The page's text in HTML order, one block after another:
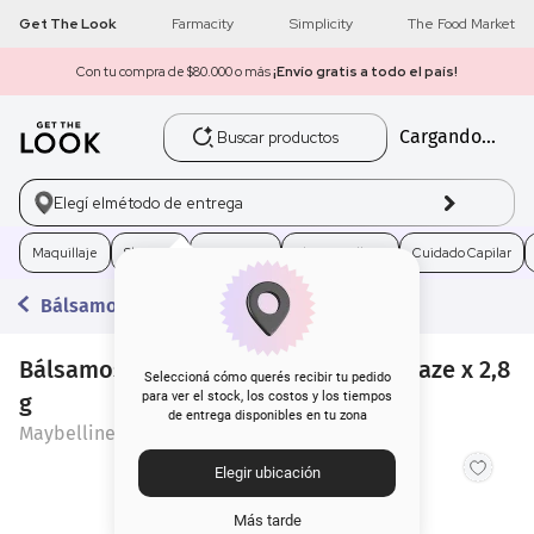
Get The Look Farmacity Simplicity The Food Market
Con tu compra de $80.000 o más¡Envío gratis a todo el país!
Buscar productos
Cargando...
Elegí elmétodo de entrega
Seleccioná cómo querés recibir tu pedido
para ver el stock, los costos y los tiempos
de entrega disponibles en tu zona
Elegir ubicación
Más tarde
Maquillaje Skincare Electro Belleza Cuidado Capilar
Bálsamos y Protectores
Bálsamos Labial Maybelline Lifter Glaze x 2,8
g
Maybelline
1 get the look
2 máscara pestañas
loreal
4. brochas
5. corrector
6 . rubor